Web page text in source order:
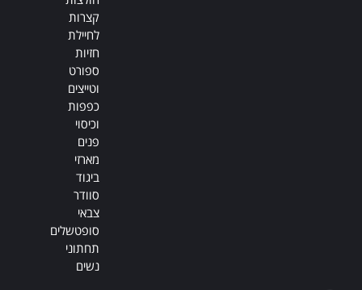
קצרות
לחיילת
חזיות
ספורט
וטייצים
כפפות
וכיסוי
פנים
מארזי
ביגוד
סוודר
צבאי
סופטשלים
תחתוני
נשים